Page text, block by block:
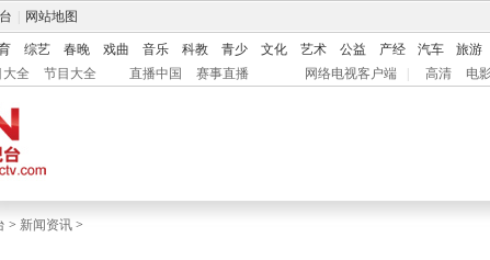
网站地图
综艺 春晚 戏曲 音乐 科教 青少 文化 艺术 公益 产经 汽车 旅游
大全 节目大全 直播中国 赛事直播 网络电视客户端 高清 电
> 新闻资讯 >